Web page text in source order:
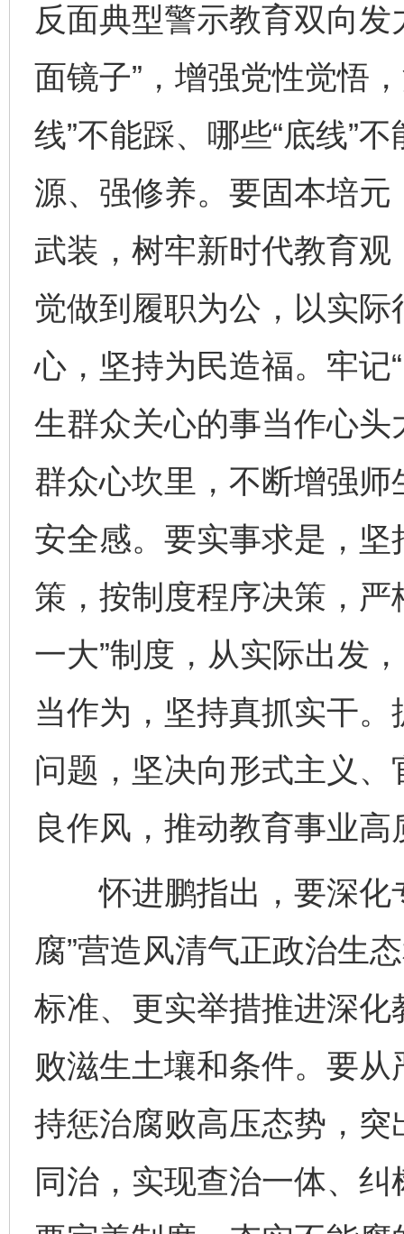
反面典型警示教育双向
面镜子”，增强党性觉悟
线”不能踩、哪些“底线”
源、强修养。要固本培
武装，树牢新时代教育
觉做到履职为公，以实
心，坚持为民造福。牢记
生群众关心的事当作心
群众心坎里，不断增强
安全感。要实事求是，
策，按制度程序决策，严
一大”制度，从实际出发
当作为，坚持真抓实干
问题，坚决向形式主义
良作风，推动教育事业高
怀进鹏指出，要深化
腐”营造风清气正政治生
标准、更实举措推进深
败滋生土壤和条件。要
持惩治腐败高压态势，
同治，实现查治一体、